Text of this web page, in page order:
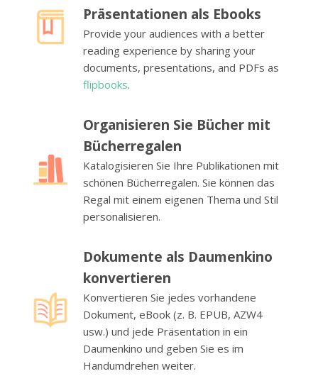
Präsentationen als Ebooks
Provide your audiences with a better
reading experience by sharing your
documents, presentations, and PDFs as
flipbooks.
Organisieren Sie Bücher mit
Bücherregalen
Katalogisieren Sie Ihre Publikationen mit
schönen Bücherregalen. Sie können das
Regal mit einem eigenen Thema und Stil
personalisieren.
Dokumente als Daumenkino
konvertieren
Konvertieren Sie jedes vorhandene
Dokument, eBook (z. B. EPUB, AZW4
usw.) und jede Präsentation in ein
Daumenkino und geben Sie es im
Handumdrehen weiter.